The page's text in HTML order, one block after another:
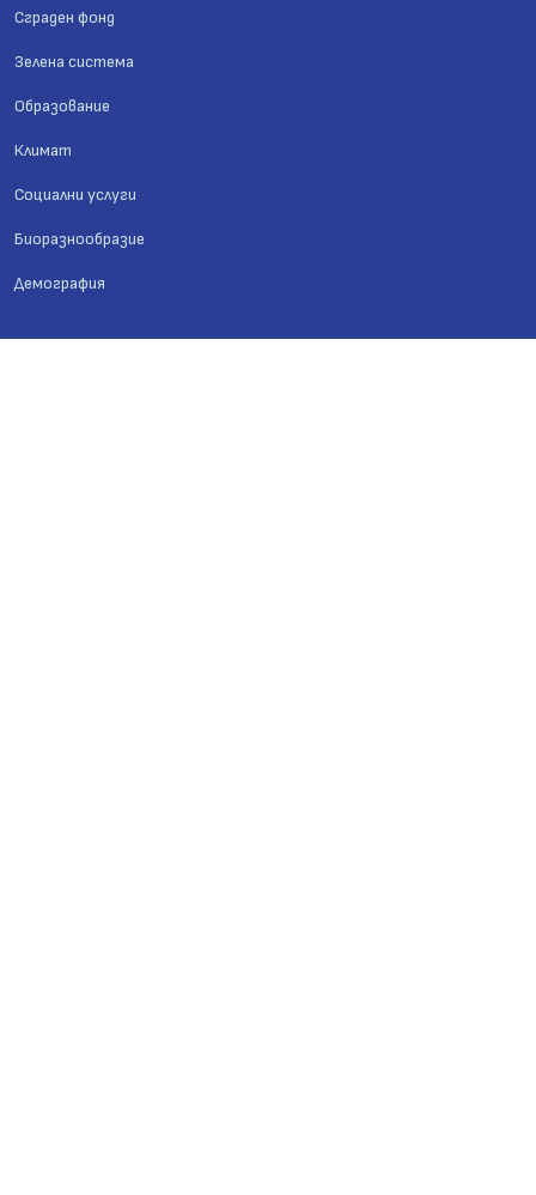
Сграден фонд
Зелена система
Образование
Климат
Социални услуги
Биоразнообразие
Демография